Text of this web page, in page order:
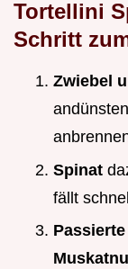
Tortellini
Schritt
Zwiebel
Spinat
fällt